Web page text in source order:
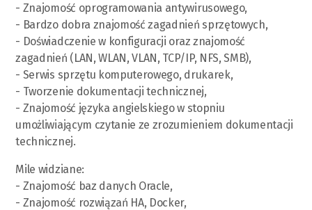
- Znajomość oprogramowania antywirusowego,
- Bardzo dobra znajomość zagadnień sprzętowych,
- Doświadczenie w konfiguracji oraz znajomość
zagadnień (LAN, WLAN, VLAN, TCP/IP, NFS, SMB),
- Serwis sprzętu komputerowego, drukarek,
- Tworzenie dokumentacji technicznej,
- Znajomość języka angielskiego w stopniu
umożliwiającym czytanie ze zrozumieniem dokumentacji
technicznej.
Mile widziane:
- Znajomość baz danych Oracle,
- Znajomość rozwiązań HA, Docker,